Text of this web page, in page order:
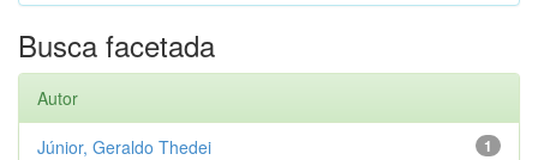
Busca facetada
Autor
1
Júnior, Geraldo Thedei